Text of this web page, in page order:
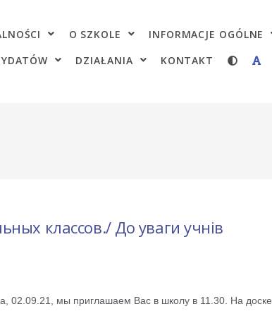
O SZKOLE INFORMACJE OGÓLNE
DZIAŁANIA KONTAKT
классов./ До уваги учнів
02.09.21, мы приглашаем Вас в школу в 11.30. На доске